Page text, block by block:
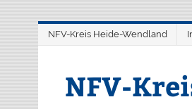
springen
NFV-Kreis Heide-Wendland
NFV-